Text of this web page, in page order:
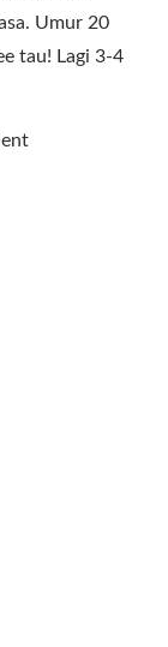
Umur 20
tau! Lagi 3-4